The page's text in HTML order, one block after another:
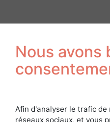
Nous avons
Afin d'analyser le trafic
réseaux sociaux, et vous